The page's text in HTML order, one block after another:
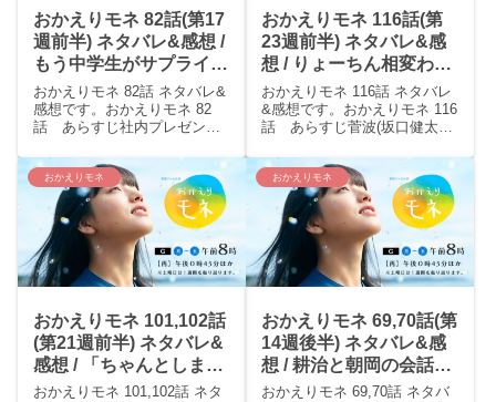
おかえりモネ 82話(第17
週前半) ネタバレ&感想 /
もう中学生がサプライズ
出演！菅波先生はスライ
ディング合鍵！
おかえりモネ 82話 ネタバレ&
感想です。おかえりモネ 82
話 あらすじ社内プレゼンが
レゼンではモネ(清原果耶)のヘ
ルプもあり感触は良かった
が、実現には至らなかった。
続いての内田(清水尋也)の花粉
症アプリのプレ...
おかえりモネ 116話(第
23週前半) ネタバレ&感
想 / りょーちん相変わら
ずモネ以外に対してはカ
ッコイイなおい！！菅波
先生ー！！！
おかえりモネ 116話 ネタバレ
&感想です。おかえりモネ 116
話 あらすじ菅波(坂口健太郎)
のは年数のことです。」と言
い、「それで揺らぐほど自信
がないわけじゃない。ただ、
羨ましいとは思う。」と伝え
た。亮は「...
おかえりモネ
おかえりモネ 101,102話
(第21週前半) ネタバレ&
感想 / 「ちゃんとしま
す」男前発言のモネ！
おかえりモネ 101,102話 ネタ
おかえりモネ
おかえりモネ 69,70話(第
14週後半) ネタバレ&感
想 / 耕治と朝岡の会話に
涙止まらず( ；∀；)菅波
おかえりモネ 69,70話 ネタバ